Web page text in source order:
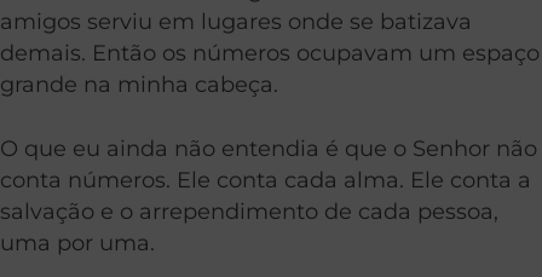
amigos serviu em lugares onde se batizava
demais. Então os números ocupavam um espaço
grande na minha cabeça.
O que eu ainda não entendia é que o Senhor não
conta números. Ele conta cada alma. Ele conta a
salvação e o arrependimento de cada pessoa,
uma por uma.